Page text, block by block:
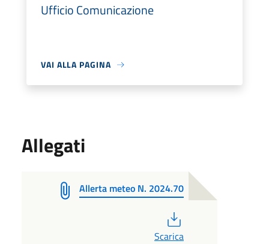
Ufficio Comunicazione
VAI ALLA PAGINA
Allegati
Allerta meteo N. 2024.70
Scarica